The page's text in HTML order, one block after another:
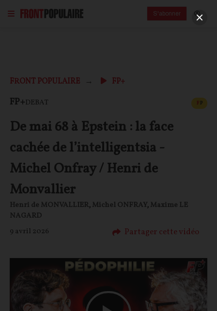
S'abonner
FRONT POPULAIRE FP+
FP+DEBAT FP
De mai 68 à Epstein : la face
cachée de l’intelligentsia -
Michel Onfray / Henri de
Monvallier
Henri de MONVALLIER,Michel ONFRAY,Maxime LE
NAGARD
9 avril 2026
Partager cette vidéo